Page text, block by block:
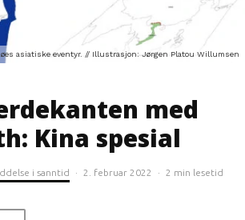
asiatiske eventyr. // Illustrasjon: Jørgen Platou Willumsen
med
Kina spesial
i sanntid · 2. februar 2022 · 2 min lesetid